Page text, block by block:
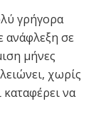
γρήγορα
ανάφλεξη σε
μήνες
χωρίς
να